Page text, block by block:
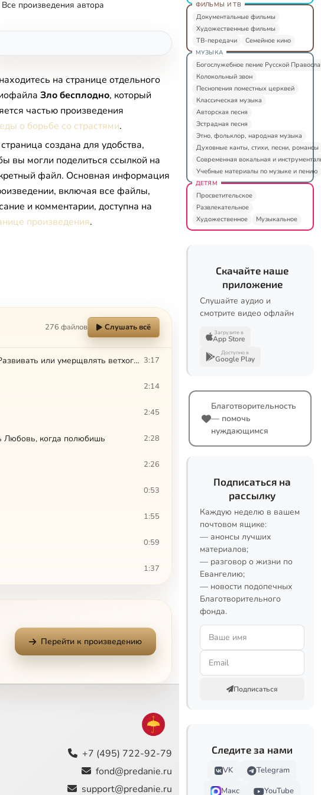
Все произведения автора
на странице отдельного
Зло бесплодно, который
частью произведения
о борьбе со страстями.
создана для удобства,
вы могли поделиться ссылкой на
файл. Основная информация
включая все файлы,
и комментарии, доступна на
произведения.
276 файлов Слушать всё
ПРЕДВАРИТЕЛЬНЫЕ ЗАМЕЧАНИЯ. Приёмы одни – цели разные. Развивать или умерщвлять ветхого человека 3:17
2:14
2:45
когда полюбишь 2:28
2:26
0:53
1:55
0:59
1:37
1:23
0:51
0:57
3:40
Перейти к произведению
+7 (495) 722-92-79
fond@predanie.ru
support@predanie.ru
ФИЛЬМЫ И ТВ
Документальные фильмы
Художественные фильмы
ТВ-передачи
Семейное кино
МУЗЫКА
Богослужебное пение Русской
Колокольный звон
Песнопения поместных церквей
Классическая музыка
Авторская песня
Эстрадная песня
Этно, фольклор, народная музыка
Духовные канты, стихи, песни, романсы
Современная вокальная и
Учебные материалы по музыке и пению
ДЕТЯМ
Просветительское
Развлекательное
Художественное
Музыкальное
Скачайте наше
приложение
Слушайте аудио и
смотрите видео офлайн
Загрузите в
App Store
Доступно в
Google Play
Благотворительность
— помочь
нуждающимся
Подписаться на
рассылку
Каждую неделю в вашем
почтовом ящике:
— анонсы лучших
материалов;
— разговор о жизни по
Евангелию;
— новости подопечных
Благотворительного
фонда.
Подписаться
Следите за нами
VK
Telegram
Макс
YouTube